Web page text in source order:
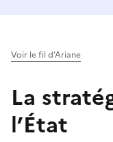
Voir le fil d’Ariane
La
l’État